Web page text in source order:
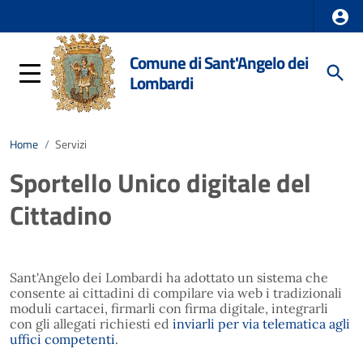
Comune di Sant'Angelo dei
Lombardi
Home / Servizi
Sportello Unico digitale del
Cittadino
Sant'Angelo dei Lombardi ha adottato un sistema che
consente ai cittadini di compilare via web i tradizionali
moduli cartacei, firmarli con firma digitale, integrarli
con gli allegati richiesti ed inviarli per via telematica agli
uffici competenti.